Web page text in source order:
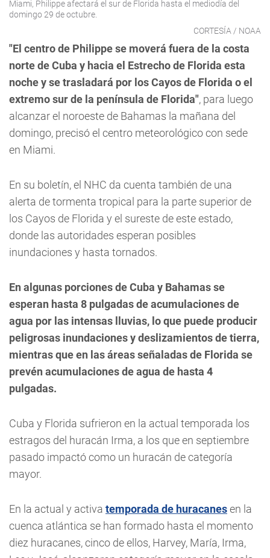
Miami, Philippe afectará el sur de Florida hasta el mediodía del
domingo 29 de octubre.
CORTESÍA / NOAA
"El centro de Philippe se moverá fuera de la costa
norte de Cuba y hacia el Estrecho de Florida esta
noche y se trasladará por los Cayos de Florida o el
extremo sur de la península de Florida", para luego
alcanzar el noroeste de Bahamas la mañana del
domingo, precisó el centro meteorológico con sede
en Miami.
En su boletín, el NHC da cuenta también de una
alerta de tormenta tropical para la parte superior de
los Cayos de Florida y el sureste de este estado,
donde las autoridades esperan posibles
inundaciones y hasta tornados.
En algunas porciones de Cuba y Bahamas se
esperan hasta 8 pulgadas de acumulaciones de
agua por las intensas lluvias, lo que puede producir
peligrosas inundaciones y deslizamientos de tierra,
mientras que en las áreas señaladas de Florida se
prevén acumulaciones de agua de hasta 4
pulgadas.
Cuba y Florida sufrieron en la actual temporada los
estragos del huracán Irma, a los que en septiembre
pasado impactó como un huracán de categoría
mayor.
En la actual y activa temporada de huracanesen la
cuenca atlántica se han formado hasta el momento
diez huracanes, cinco de ellos, Harvey, María, Irma,